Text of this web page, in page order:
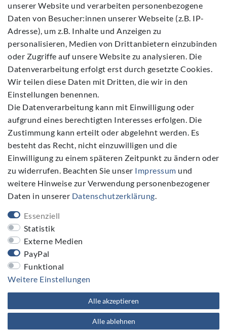
AGB
Barrierefreiheitserklärung
Widerrufs­recht
Kontakt
Vertrag widerrufen
Folgen Sie Uns
E-MAIL **
Newsletter
Honig
Hiermit bestätige ich, dass ich die
gelesen habe. Meine Einwilligung kann ich jederzeit widerrufen.**
** Hierbei handelt es sich um ein Pflichtfeld.
unserer Website und verarbeiten personenbezogene
Daten von Besucher:innen unserer Webseite (z.B. IP-
Adresse), um z.B. Inhalte und Anzeigen zu
personalisieren, Medien von Drittanbietern einzubinden
oder Zugriffe auf unsere Website zu analysieren. Die
Datenverarbeitung erfolgt erst durch gesetzte Cookies.
Wir teilen diese Daten mit Dritten, die wir in den
Einstellungen benennen.
Die Datenverarbeitung kann mit Einwilligung oder
aufgrund eines berechtigten Interesses erfolgen. Die
Zustimmung kann erteilt oder abgelehnt werden. Es
besteht das Recht, nicht einzuwilligen und die
Einwilligung zu einem späteren Zeitpunkt zu ändern oder
zu widerrufen. Beachten Sie unser Impressum und
weitere Hinweise zur Verwendung personenbezogener
Daten in unserer Daten­schutz­erklärung.
Essenziell
Statistik
Externe Medien
PayPal
Funktional
Weitere Einstellungen
Alle akzeptieren
Alle ablehnen